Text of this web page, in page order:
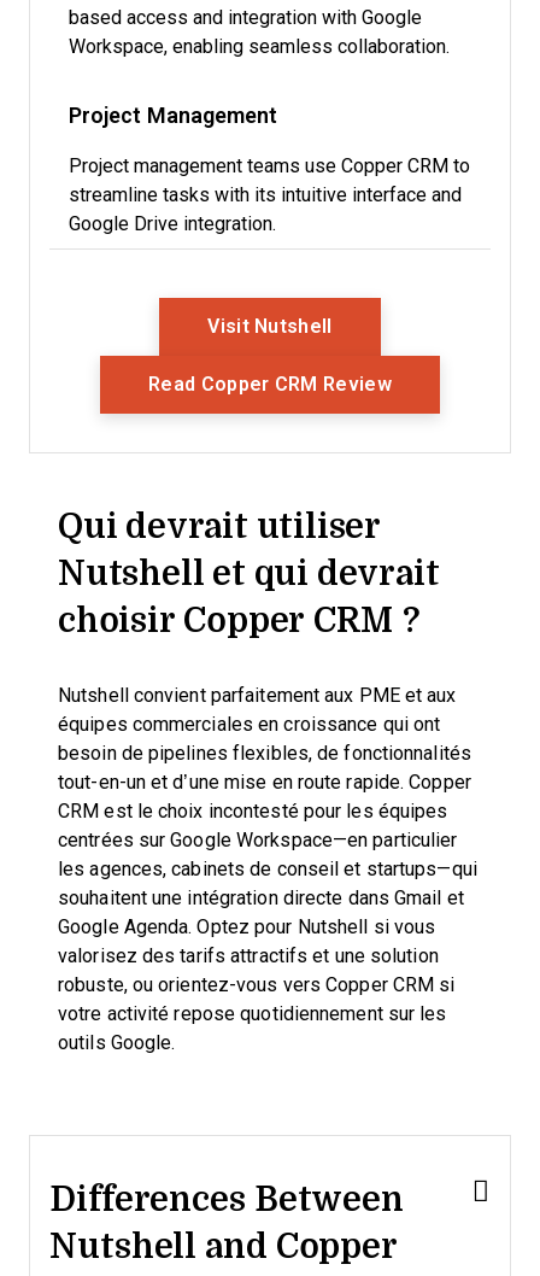
based access and integration with Google
Workspace, enabling seamless collaboration.
Project Management
Project management teams use Copper CRM to
streamline tasks with its intuitive interface and
Google Drive integration.
Visit Nutshell
Read Copper CRM ReviewOpens New
Qui devrait utiliser
Nutshell et qui devrait
choisir Copper CRM ?
Nutshell convient parfaitement aux PME et aux
équipes commerciales en croissance qui ont
besoin de pipelines flexibles, de fonctionnalités
tout-en-un et d’une mise en route rapide. Copper
CRM est le choix incontesté pour les équipes
centrées sur Google Workspace—en particulier
les agences, cabinets de conseil et startups—qui
souhaitent une intégration directe dans Gmail et
Google Agenda. Optez pour Nutshell si vous
valorisez des tarifs attractifs et une solution
robuste, ou orientez-vous vers Copper CRM si
votre activité repose quotidiennement sur les
outils Google.
Differences Between
Nutshell and Copper